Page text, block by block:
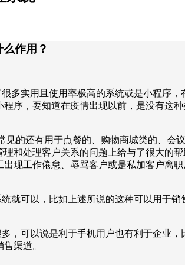
作用？
多实用且使用率极高的系统或是小程序
序，要知道在疫情出现以前，是没有这
见的还有用于点餐的、购物商城类的、会
和处理客户关系的问题上给与了很大的
现工作倦怠、辱骂客户或是私加客户离
就可以，比如上述所说的这种可以用于
，可以说是利于手机用户也有利于企业
渠道。